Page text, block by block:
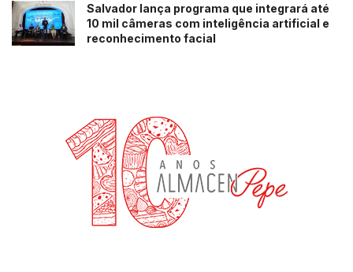
Salvador lança programa que integrará até
10 mil câmeras com inteligência artificial e
reconhecimento facial